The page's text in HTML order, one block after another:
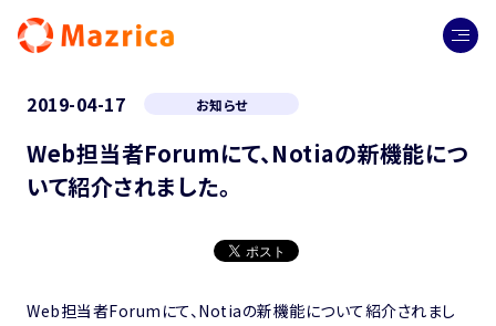
2019-04-17 お知らせ
Web担当者Forumにて、Notiaの新機能につ
いて紹介されました。
Web担当者Forumにて、Notiaの新機能について紹介されまし